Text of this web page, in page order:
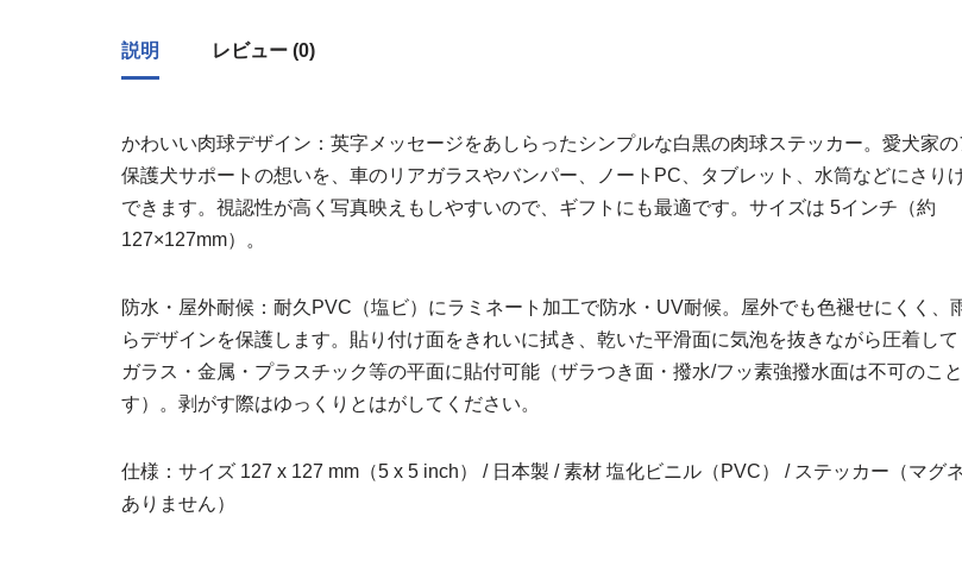
説明 レビュー (0)
かわいい肉球デザイン：英字メッセージをあしらったシンプルな白黒の肉球ステッカー。愛犬家
保護犬サポートの想いを、車のリアガラスやバンパー、ノートPC、タブレット、水筒などにさり
できます。視認性が高く写真映えもしやすいので、ギフトにも最適です。サイズは 5インチ（約
127×127mm）。
防水・屋外耐候：耐久PVC（塩ビ）にラミネート加工で防水・UV耐候。屋外でも色褪せにくく、
らデザインを保護します。貼り付け面をきれいに拭き、乾いた平滑面に気泡を抜きながら圧着して
ガラス・金属・プラスチック等の平面に貼付可能（ザラつき面・撥水/フッ素強撥水面は不可のこ
す）。剥がす際はゆっくりとはがしてください。
仕様：サイズ 127 x 127 mm（5 x 5 inch） / 日本製 / 素材 塩化ビニル（PVC） / ステッカー（マグ
ありません）